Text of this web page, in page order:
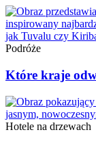
Podróże
Które kraje
Hotele na drzewach